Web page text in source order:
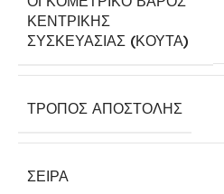
ΚΕΝΤΡΙΚΉΣ
ΣΥΣΚΕΥΑΣΊΑΣ (ΚΟΎΤΑ)
ΤΡΌΠΟΣ ΑΠΟΣΤΟΛΉΣ
ΣΕΙΡΆ